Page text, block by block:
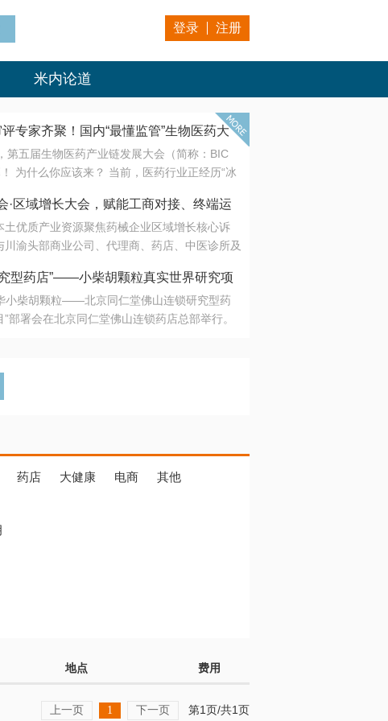
登录 注册
米内论道
区域增长大会，赋能工商对接、终端运营
专家齐聚！国内“最懂监管”生物医药大
第五届生物医药产业链发展大会（简称：BIC
为什么你应该来？ 当前，医药行业正经历“冰
；另一端是创新药“最后一公里”的支付与入院
业生态。 同质化“内卷”已无出路，全产业链协
破局关键。 本届大会以 “重构生态，定义未
新、复杂药物制剂、CGT、多肽与小核酸的技
柔性智造。 我们致力于打破壁垒，让“实验
端”与“支付端”深度对话，更让监管、产业、资
·区域增长大会，赋能工商对接、终端运
土优质产业资源聚焦药械企业区域增长核心诉
渝头部商业公司、代理商、药店、中医诊所及
市场战略布局
型药店”——小柴胡颗粒真实世界研究项
山连锁启动
小柴胡颗粒——北京同仁堂佛山连锁研究型药
部署会在北京同仁堂佛山连锁药店总部举行。
药店 大健康 电商
其他
地点 费用
上一页 1 下一页 第1页/共1页